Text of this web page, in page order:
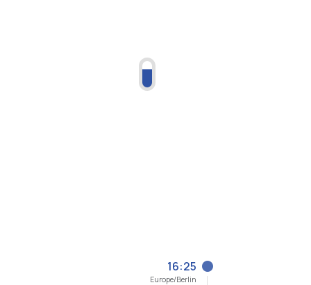
16:25
Europe/Berlin